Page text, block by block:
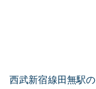
西武新宿線田無駅の